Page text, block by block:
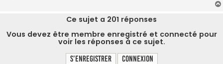
Ce sujet a 201 réponses
Vous devez être membre enregistré et connecté pour
voir les réponses à ce sujet.
S’enregistrer Connexion